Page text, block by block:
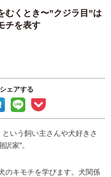
むくとき〜”クジラ目”は
チを表す
ェアする
いう飼い主さんや犬好きさ
家”。
のキモチを学びます。犬関係